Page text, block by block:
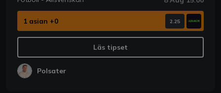
1 asian +0 2.25
Läs tipset
Polsater